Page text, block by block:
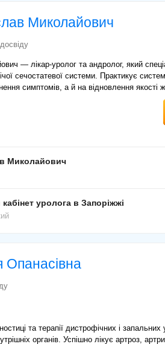
Миколайович
— лікар-уролог та андролог, який
сечостатевої системи. Практикує
симптомів, а й на відновлення якості
Миколайович
уролога в Запоріжжі
Опанасівна
та терапії дистрофічних і
органів. Успішно лікує артроз,